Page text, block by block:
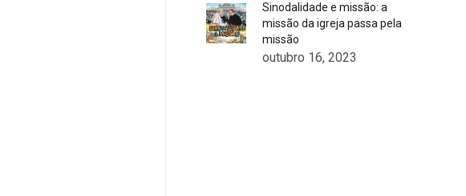
Sinodalidade e missão: a
missão da igreja passa pela
missão
outubro 16, 2023